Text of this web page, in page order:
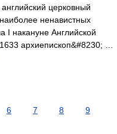
церковный
ненавистных
I накануне Английской
архиепископ&#8230; …
6 7 8
9